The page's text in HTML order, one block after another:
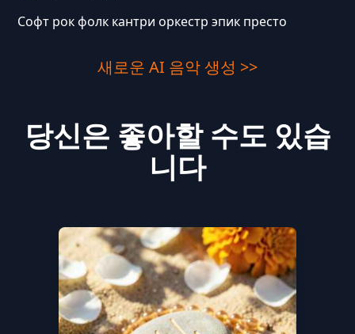
Софт рок фолк кантри оркестр эпик престо
새로운 AI 음악 생성 >>
당신은 좋아할 수도 있습
니다